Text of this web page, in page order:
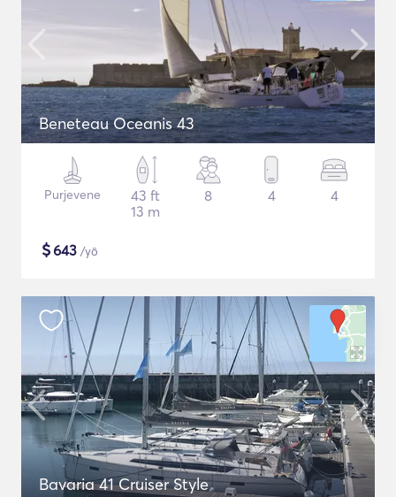
Beneteau Oceanis 43
Purjevene
43 ft
13 m
8 4 4
$643 /yö
Bavaria 41 Cruiser Style